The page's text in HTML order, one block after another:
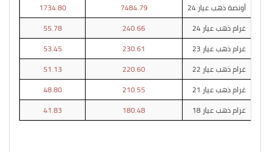
أونصة ذهب عيار 24
7484.79
1734.80
غرام ذهب عيار 24
240.66
55.78
غرام ذهب عيار 23
230.61
53.45
غرام ذهب عيار 22
220.60
51.13
غرام ذهب عيار 21
210.55
48.80
غرام ذهب عيار 18
180.48
41.83